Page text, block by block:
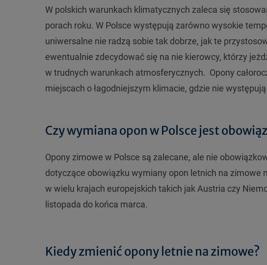
W polskich warunkach klimatycznych zaleca się
porach roku. W Polsce występują zarówno wysokie
uniwersalne nie radzą sobie tak dobrze, jak te
ewentualnie zdecydować się na nie kierowcy, którzy
w trudnych warunkach atmosferycznych. Opony
miejscach o łagodniejszym klimacie, gdzie nie
Czy wymiana opon w Polsce jest
Opony zimowe w Polsce są zalecane, ale nie
dotyczące obowiązku wymiany opon letnich na zimowe
w wielu krajach europejskich takich jak Austria czy
listopada do końca marca.
Kiedy zmienić opony letnie na zimowe?